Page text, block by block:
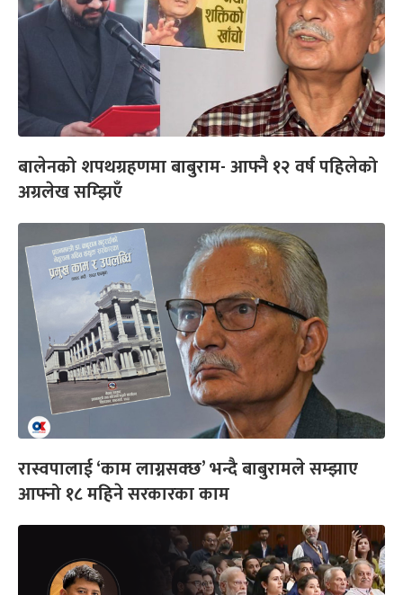
बालेनको शपथग्रहणमा बाबुराम- आफ्नै १२ वर्ष पहिलेको
अग्रलेख सम्झिएँ
रास्वपालाई ‘काम लाग्नसक्छ’ भन्दै बाबुरामले सम्झाए
आफ्नो १८ महिने सरकारका काम